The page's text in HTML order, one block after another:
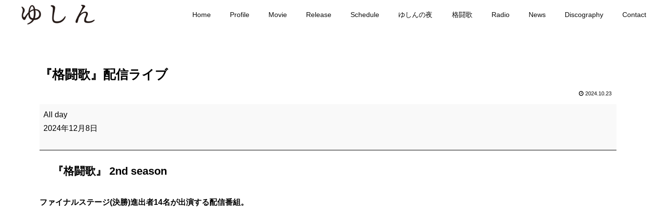
Home Profile Movie Release Schedule ゆしんの夜 格闘歌 Radio News Discography Contact
『格闘歌』配信ライブ
2024.10.23
『
格
歌
ラ
All day
2024年12月8日
『格闘歌』 2nd season
ファイナルステージ(決勝)進出者14名が出演する配信番組。